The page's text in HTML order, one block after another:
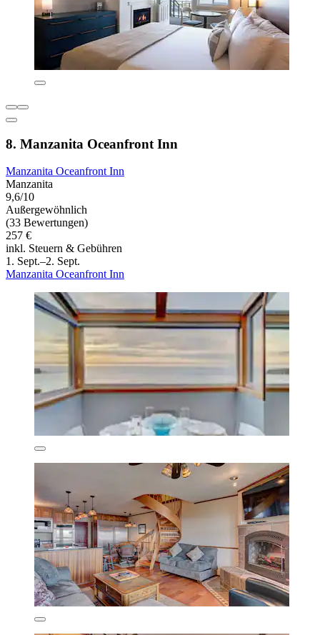
8. Manzanita Oceanfront Inn
Manzanita Oceanfront Inn
Manzanita
9,6/10
Außergewöhnlich
(33 Bewertungen)
257 €
inkl. Steuern & Gebühren
1. Sept.–2. Sept.
Manzanita Oceanfront Inn